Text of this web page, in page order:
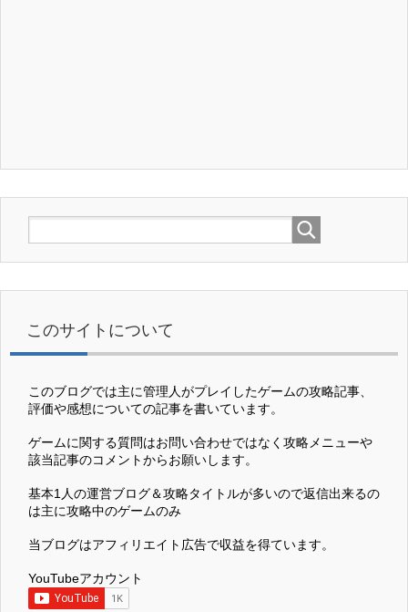
このサイトについて
このブログでは主に管理人がプレイしたゲームの攻略記事、
評価や感想についての記事を書いています。
ゲームに関する質問はお問い合わせではなく攻略メニューや
該当記事のコメントからお願いします。
基本1人の運営ブログ＆攻略タイトルが多いので返信出来るの
は主に攻略中のゲームのみ
当ブログはアフィリエイト広告で収益を得ています。
YouTubeアカウント